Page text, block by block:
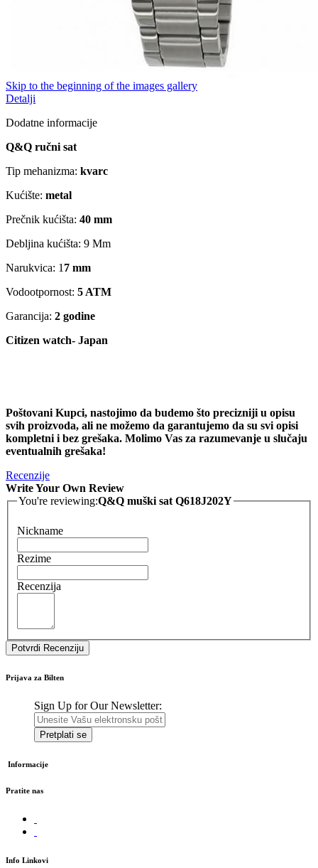
Skip to the beginning of the images gallery
Detalji
Dodatne informacije
Q&Q ručni sat
Tip mehanizma: kvarc
Kućište: metal
Prečnik kućišta: 40 mm
Debljina kućišta: 9 Mm
Narukvica: 1 7 mm
Vodootpornost: 5 ATM
Garancija: 2 godine
Citizen watch- Japan
Poštovani Kupci, nastojimo da budemo što precizniji u opisu
svih proizvoda, ali ne možemo da garantujemo da su svi opisi
kompletni i bez grešaka. Molimo Vas za razumevanje u slučaju
eventualnih grešaka!
Recenzije
Write Your Own Review
You're reviewing:Q&Q muški sat Q618J202Y
Nickname
Rezime
Recenzija
Potvrdi Recenziju
Prijava za Bilten
Sign Up for Our Newsletter:
Pretplati se
Informacije
Pratite nas
Info Linkovi